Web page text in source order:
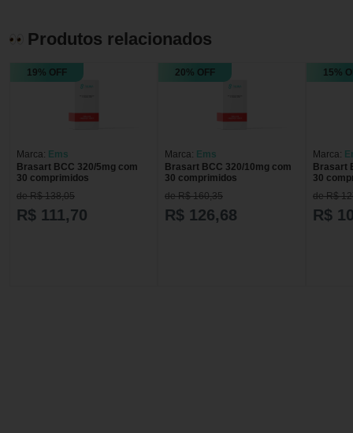
Produtos relacionados
19% OFF
Marca: Ems
Brasart BCC 320/5mg com
30 comprimidos
de R$ 138,05
R$ 111,70
20% OFF
Marca: Ems
Brasart BCC 320/10mg com
30 comprimidos
de R$ 160,35
R$ 126,68
15%
Marca:
Brasart
30
de R$
R$